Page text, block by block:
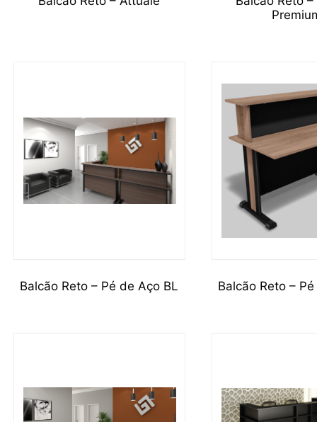
Balcão Reto – Pé de Aço BL Balcão Reto –